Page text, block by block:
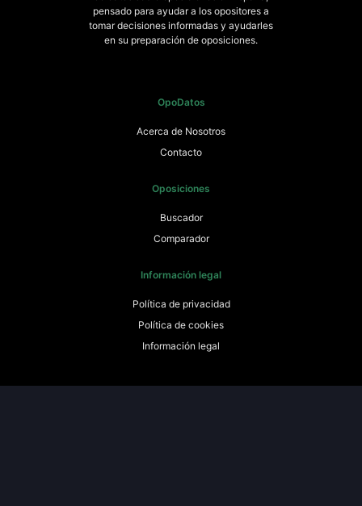
pensado para ayudar a los opositores a
tomar decisiones informadas y ayudarles
en su preparación de oposiciones.
OpoDatos
Acerca de Nosotros
Contacto
Oposiciones
Buscador
Comparador
Información legal
Política de privacidad
Política de cookies
Información legal